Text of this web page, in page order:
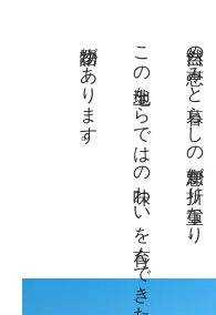
自然の恵みと暮らしの知恵が折り重なり、
この土地ならではの味わいを育んできた
物語があります。